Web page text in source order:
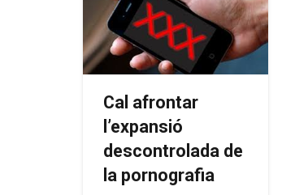
Cal afrontar
l’expansió
descontrolada de
la pornografia